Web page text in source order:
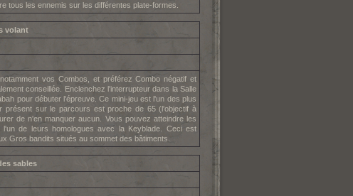
tous les ennemis sur les différentes plate-formes.
volant
vos Combos, et préférez Combo négatif et
conseillée. Enclenchez l'interrupteur dans la Salle
pour débuter l'épreuve. Ce mini-jeu est l'un des plus
présent sur le parcours est proche de 65 (l'objectif à
de n'en manquer aucun. Vous pouvez atteindre les
de leurs homologues avec la Keyblade. Ceci est
Gros bandits situés au sommet des bâtiments.
sables